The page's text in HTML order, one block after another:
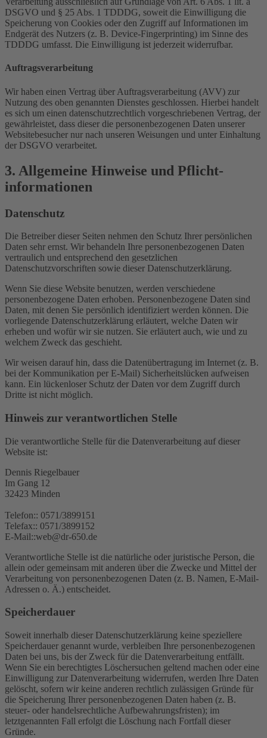
DSGVO und § 25 Abs. 1 TDDDG, soweit die Einwilligung die
Speicherung von Cookies oder den Zugriff auf Informationen im
Endgerät des Nutzers (z. B. Device-Fingerprinting) im Sinne des
TDDDG umfasst. Die Einwilligung ist jederzeit widerrufbar.
Auftragsverarbeitung
Wir haben einen Vertrag über Auftragsverarbeitung (AVV) zur
Nutzung des oben genannten Dienstes geschlossen. Hierbei handelt
es sich um einen datenschutzrechtlich vorgeschriebenen Vertrag, der
gewährleistet, dass dieser die personenbezogenen Daten unserer
Websitebesucher nur nach unseren Weisungen und unter Einhaltung
der DSGVO verarbeitet.
3. Allgemeine Hinweise und Pflicht­
informationen
Datenschutz
Die Betreiber dieser Seiten nehmen den Schutz Ihrer persönlichen
Daten sehr ernst. Wir behandeln Ihre personenbezogenen Daten
vertraulich und entsprechend den gesetzlichen
Datenschutzvorschriften sowie dieser Datenschutzerklärung.
Wenn Sie diese Website benutzen, werden verschiedene
personenbezogene Daten erhoben. Personenbezogene Daten sind
Daten, mit denen Sie persönlich identifiziert werden können. Die
vorliegende Datenschutzerklärung erläutert, welche Daten wir
erheben und wofür wir sie nutzen. Sie erläutert auch, wie und zu
welchem Zweck das geschieht.
Wir weisen darauf hin, dass die Datenübertragung im Internet (z. B.
bei der Kommunikation per E-Mail) Sicherheitslücken aufweisen
kann. Ein lückenloser Schutz der Daten vor dem Zugriff durch
Dritte ist nicht möglich.
Hinweis zur verantwortlichen Stelle
Die verantwortliche Stelle für die Datenverarbeitung auf dieser
Website ist:
Dennis Riegelbauer
Im Gang 12
32423 Minden
Telefon:: 0571/3899151
Telefax:: 0571/3899152
E-Mail::web@dr-650.de
Verantwortliche Stelle ist die natürliche oder juristische Person, die
allein oder gemeinsam mit anderen über die Zwecke und Mittel der
Verarbeitung von personenbezogenen Daten (z. B. Namen, E-Mail-
Adressen o. Ä.) entscheidet.
Speicherdauer
Soweit innerhalb dieser Datenschutzerklärung keine speziellere
Speicherdauer genannt wurde, verbleiben Ihre personenbezogenen
Daten bei uns, bis der Zweck für die Datenverarbeitung entfällt.
Wenn Sie ein berechtigtes Löschersuchen geltend machen oder eine
Einwilligung zur Datenverarbeitung widerrufen, werden Ihre Daten
gelöscht, sofern wir keine anderen rechtlich zulässigen Gründe für
die Speicherung Ihrer personenbezogenen Daten haben (z. B.
steuer- oder handelsrechtliche Aufbewahrungsfristen); im
letztgenannten Fall erfolgt die Löschung nach Fortfall dieser
Gründe.